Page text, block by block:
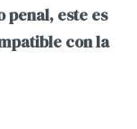
penal, este es
con la